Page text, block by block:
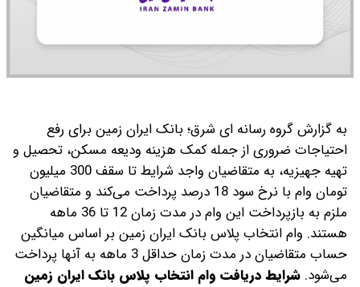
شد / تمام دبیران شعام + اینفوگرافی
به گزارش گروه رسانه ای شرق؛ بانک ایران زمین برای رفع
احتیاجات ضروری از جمله کمک هزینه ودیعه مسکن، تحصیل و
تهیه جهیزیه، به متقاضیان واجد شرایط تا سقف 300 میلیون
تومان وام با نرخ سود 18 درصد پرداخت می‌کند و متقاضیان
ملزم به بازپرداخت این وام در مدت زمان 12 تا 36 ماهه
هستند. وام انتخاب پلاس بانک ایران زمین بر اساس میانگین
حساب متقاضیان در مدت زمان حداقل 3 ماهه به آنها پرداخت
می‌شود. شرایط دریافت وام انتخاب پلاس بانک ایران زمین